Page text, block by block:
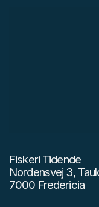
Fiskeri Tidende
Nordensvej 3,
7000 Fredericia